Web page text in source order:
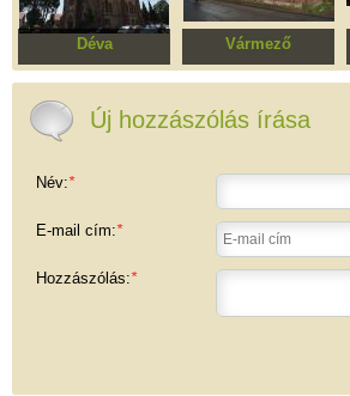
Déva
Református templom
Vármező
Csendörség és
Új hozzászólás írása
Név:*
E-mail cím:*
Hozzászólás:*